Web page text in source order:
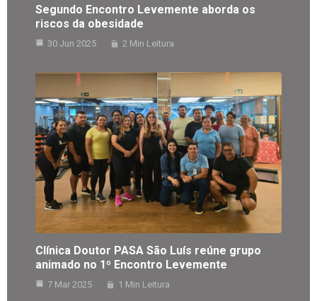
Segundo Encontro Levemente aborda os
riscos da obesidade
30 Jun 2025 2 Min Leitura
Clínica Doutor PASA São Luís reúne grupo
animado no 1º Encontro Levemente
7 Mar 2025 1 Min Leitura